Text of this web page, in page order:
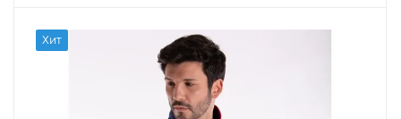
Хит